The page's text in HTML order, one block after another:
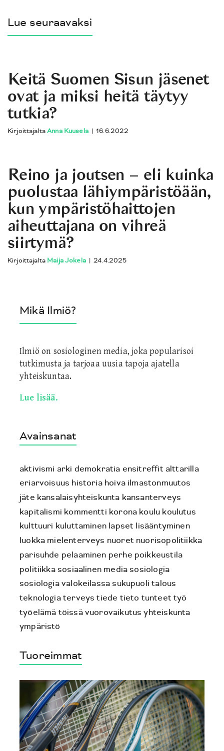
Mikä Ilmiö?
Ilmiö on sosiologinen media, joka popularisoi
tutkimusta ja tarjoaa uusia tapoja ajatella
yhteiskuntaa.
Lue lisää.
Avainsanat
aktivismi arki demokratia ensitreffit alttarilla
eriarvoisuus historia hoiva ilmastonmuutos
jäte kansalaisyhteiskunta kansanterveys
kapitalismi kommentti korona koulu koulutus
kulttuuri kuluttaminen lapset lisääntyminen
luokka mielenterveys nuoret nuorisopolitiikka
parisuhde pelaaminen perhe poikkeustila
politiikka sosiaalinen media sosiologia
sosiologia valokeilassa sukupuoli talous
teknologiaterveys tiede tieto tunteet työ
työelämä töissä vuorovaikutus yhteiskunta
ympäristö
Tuoreimmat
Lue seuraavaksi
Keitä Suomen Sisun jäsenet
ovat ja miksi heitä täytyy
tutkia?
KirjoittajaltaAnna Kuusela | 16.6.2022
Reino ja joutsen – eli kuinka
puolustaa lähiympäristöään,
kun ympäristöhaittojen
aiheuttajana on vihreä
siirtymä?
Kirjoittajalta Maija Jokela | 24.4.2025